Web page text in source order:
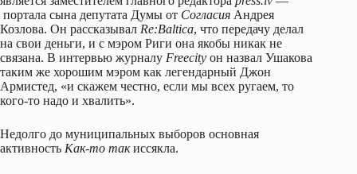
портала сына депутата Думы от Согласия Андрея
Козлова. Он рассказывал Re:Baltica, что передачу делал
на свои деньги, и с мэром Риги она якобы никак не
связана. В интервью журналу Freecity он назвал Ушакова
таким же хорошим мэром как легендарный Джон
Армистед, «и скажем честно, если мы всех ругаем, то
кого-то надо и хвалить».
Недолго до муниципальных выборов основная
активность Как-то такиссякла.